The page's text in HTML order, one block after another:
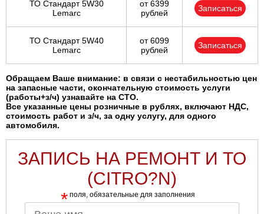
ТО Стандарт 5W30
Lemarc
от 6399
рублей
Записаться
ТО Стандарт 5W40
Lemarc
от 6099
рублей
Записаться
Обращаем Ваше внимание: в связи с нестабильностью цен
на запасные части, окончательную стоимость услуги
(работы+з/ч) узнавайте на СТО.
Все указанные цены розничные в рублях, включают НДС,
стоимость работ и з/ч, за одну услугу, для одного
автомобиля.
ЗАПИСЬ НА РЕМОНТ И ТО
(CITRO?N)
* поля, обязательные для заполнения